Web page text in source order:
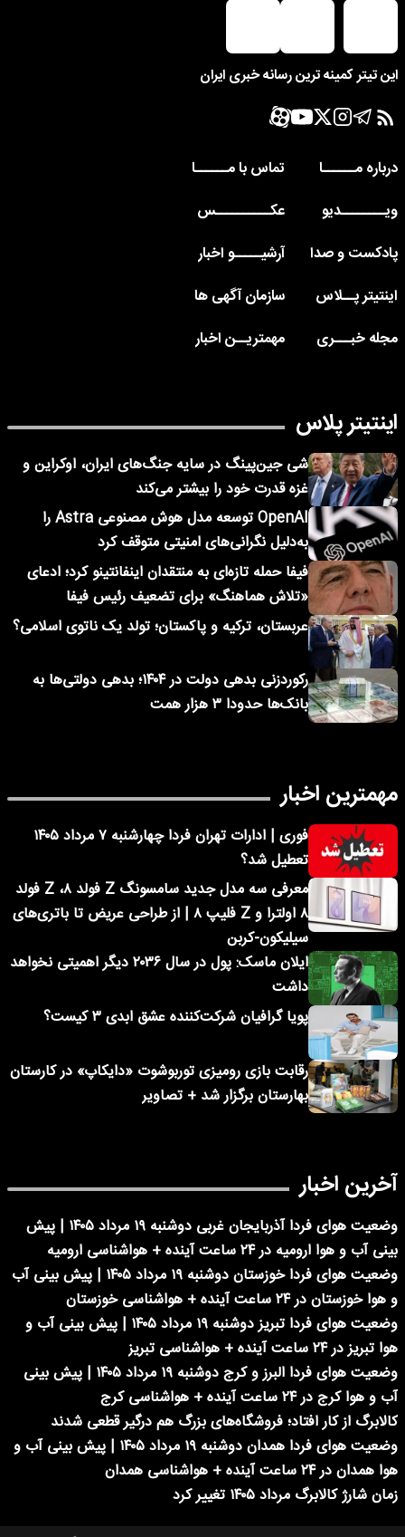
این تیتر کمینه ترین رسانه خبری ایران
درباره مــــــا
تماس با مــــــا
ویــــــــدیو
عکــــــــــس
پادکست و صدا
آرشیـــــو اخبار
اینتیتر پــلاس
سازمان آگهی ها
مجله خبـــری
مهمتریــن اخبار
اینتیتر پلاس
شی جین‌پینگ در سایه جنگ‌های ایران، اوکراین و
غزه قدرت خود را بیشتر می‌کند
OpenAI توسعه مدل هوش مصنوعی Astra را
به‌دلیل نگرانی‌های امنیتی متوقف کرد
فیفا حمله تازه‌ای به منتقدان اینفانتینو کرد؛ ادعای
«تلاش هماهنگ» برای تضعیف رئیس فیفا
عربستان، ترکیه و پاکستان؛ تولد یک ناتوی اسلامی؟
رکوردزنی بدهی دولت در ۱۴۰۴؛ بدهی دولتی‌ها به
بانک‌ها حدودا ۳ هزار همت
مهمترین اخبار
فوری | ادارات تهران فردا چهارشنبه ۷ مرداد ۱۴۰۵
تعطیل شد؟
معرفی سه مدل جدید سامسونگ Z فولد ۸، Z فولد
۸ اولترا و Z فلیپ ۸ | از طراحی عریض تا باتری‌های
سیلیکون-کربن
ایلان ماسک: پول در سال ۲۰۳۶ دیگر اهمیتی نخواهد
داشت
پویا گرافیان شرکت‌کننده عشق ابدی ۳ کیست؟
رقابت بازی رومیزی توربوشوت «دایکاپ» در کارستان
بهارستان برگزار شد + تصاویر
آخرین اخبار
وضعیت هوای فردا آذربایجان غربی دوشنبه ۱۹ مرداد ۱۴۰۵ | پیش
بینی آب و هوا ارومیه در ۲۴ ساعت آینده + هواشناسی ارومیه
وضعیت هوای فردا خوزستان دوشنبه ۱۹ مرداد ۱۴۰۵ | پیش بینی آب
و هوا خوزستان در ۲۴ ساعت آینده + هواشناسی خوزستان
وضعیت هوای فردا تبریز دوشنبه ۱۹ مرداد ۱۴۰۵ | پیش بینی آب و
هوا تبریز در ۲۴ ساعت آینده + هواشناسی تبریز
وضعیت هوای فردا البرز و کرج دوشنبه ۱۹ مرداد ۱۴۰۵ | پیش بینی
آب و هوا کرج در ۲۴ ساعت آینده + هواشناسی کرج
کالابرگ از کار افتاد؛ فروشگاه‌های بزرگ هم درگیر قطعی شدند
وضعیت هوای فردا همدان دوشنبه ۱۹ مرداد ۱۴۰۵ | پیش بینی آب و
هوا همدان در ۲۴ ساعت آینده + هواشناسی همدان
زمان شارژ کالابرگ مرداد ۱۴۰۵ تغییر کرد